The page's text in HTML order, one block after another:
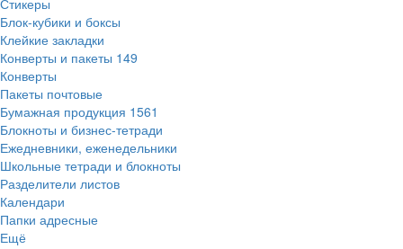
Блок-кубики и боксы
Клейкие закладки
Конверты и пакеты 149
Конверты
Пакеты почтовые
Бумажная продукция 1561
Блокноты и бизнес-тетради
Ежедневники, еженедельники
Школьные тетради и блокноты
Разделители листов
Календари
Папки адресные
Ещё